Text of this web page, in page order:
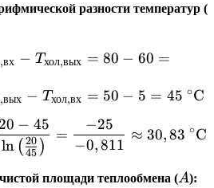
Вт}
разности температур (
=
-
,вх − Tхол,вых = 80 − 60 =
=
,вых − Tхол,вх = 50 − 5 = 45 ∘C
LMTD = \frac{20
ln ( 45
20 )
20 − 45
=
−0,811
−25
≈ 30, 83 ∘C
площади теплообмена (A
A):